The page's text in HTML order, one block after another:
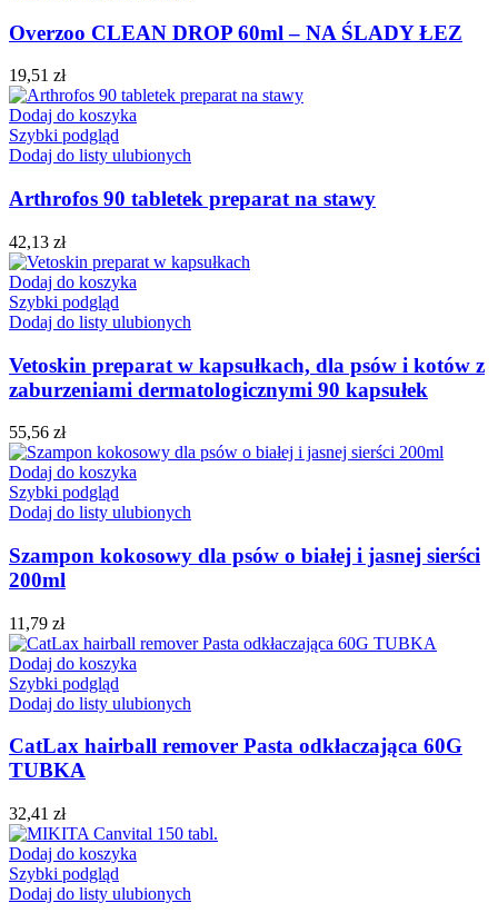
Overzoo CLEAN DROP 60ml – NA ŚLADY ŁEZ
19,51 zł
Dodaj do koszyka
Szybki podgląd
Dodaj do listy ulubionych
Arthrofos 90 tabletek preparat na stawy
42,13 zł
Dodaj do koszyka
Szybki podgląd
Dodaj do listy ulubionych
Vetoskin preparat w kapsułkach, dla psów i kotów z
zaburzeniami dermatologicznymi 90 kapsułek
55,56 zł
Dodaj do koszyka
Szybki podgląd
Dodaj do listy ulubionych
Szampon kokosowy dla psów o białej i jasnej sierści
200ml
11,79 zł
Dodaj do koszyka
Szybki podgląd
Dodaj do listy ulubionych
CatLax hairball remover Pasta odkłaczająca 60G
TUBKA
32,41 zł
Dodaj do koszyka
Szybki podgląd
Dodaj do listy ulubionych